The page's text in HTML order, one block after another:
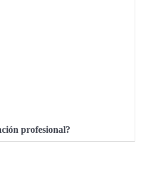
profesional?